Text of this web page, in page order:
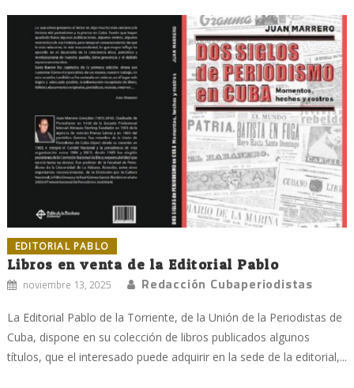
EDITORIAL PABLO
Libros en venta de la Editorial Pablo
noviembre 13, 2025 Redacción Cubaperiodistas
La Editorial Pablo de la Torriente, de la Unión de la Periodistas de
Cuba, dispone en su colección de libros publicados algunos
títulos, que el interesado puede adquirir en la sede de la editorial,...